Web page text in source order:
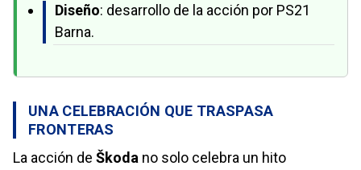
Diseño: desarrollo de la acción por PS21
Barna.
UNA CELEBRACIÓN QUE TRASPASA
FRONTERAS
La acción de Škoda no solo celebra un hito